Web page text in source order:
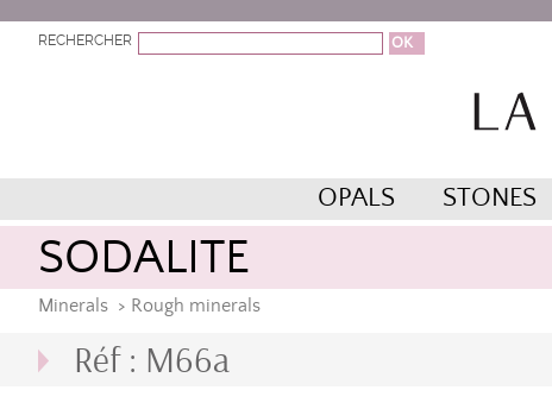
RECHERCHER
OPALS STONES
SODALITE
Minerals > Rough minerals
Réf : M66a